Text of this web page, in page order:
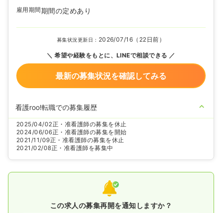
雇用期間期間の定めあり
募集状況更新日： 2026/07/16（22日前）
希望や経験をもとに、LINEで相談できる
最新の募集状況を確認してみる
看護roo!転職での募集履歴
2025/04/02正・准看護師の募集を休止
2024/06/06正・准看護師の募集を開始
2021/11/09正・准看護師の募集を休止
2021/02/08正・准看護師を募集中
この求人の募集再開を通知しますか？